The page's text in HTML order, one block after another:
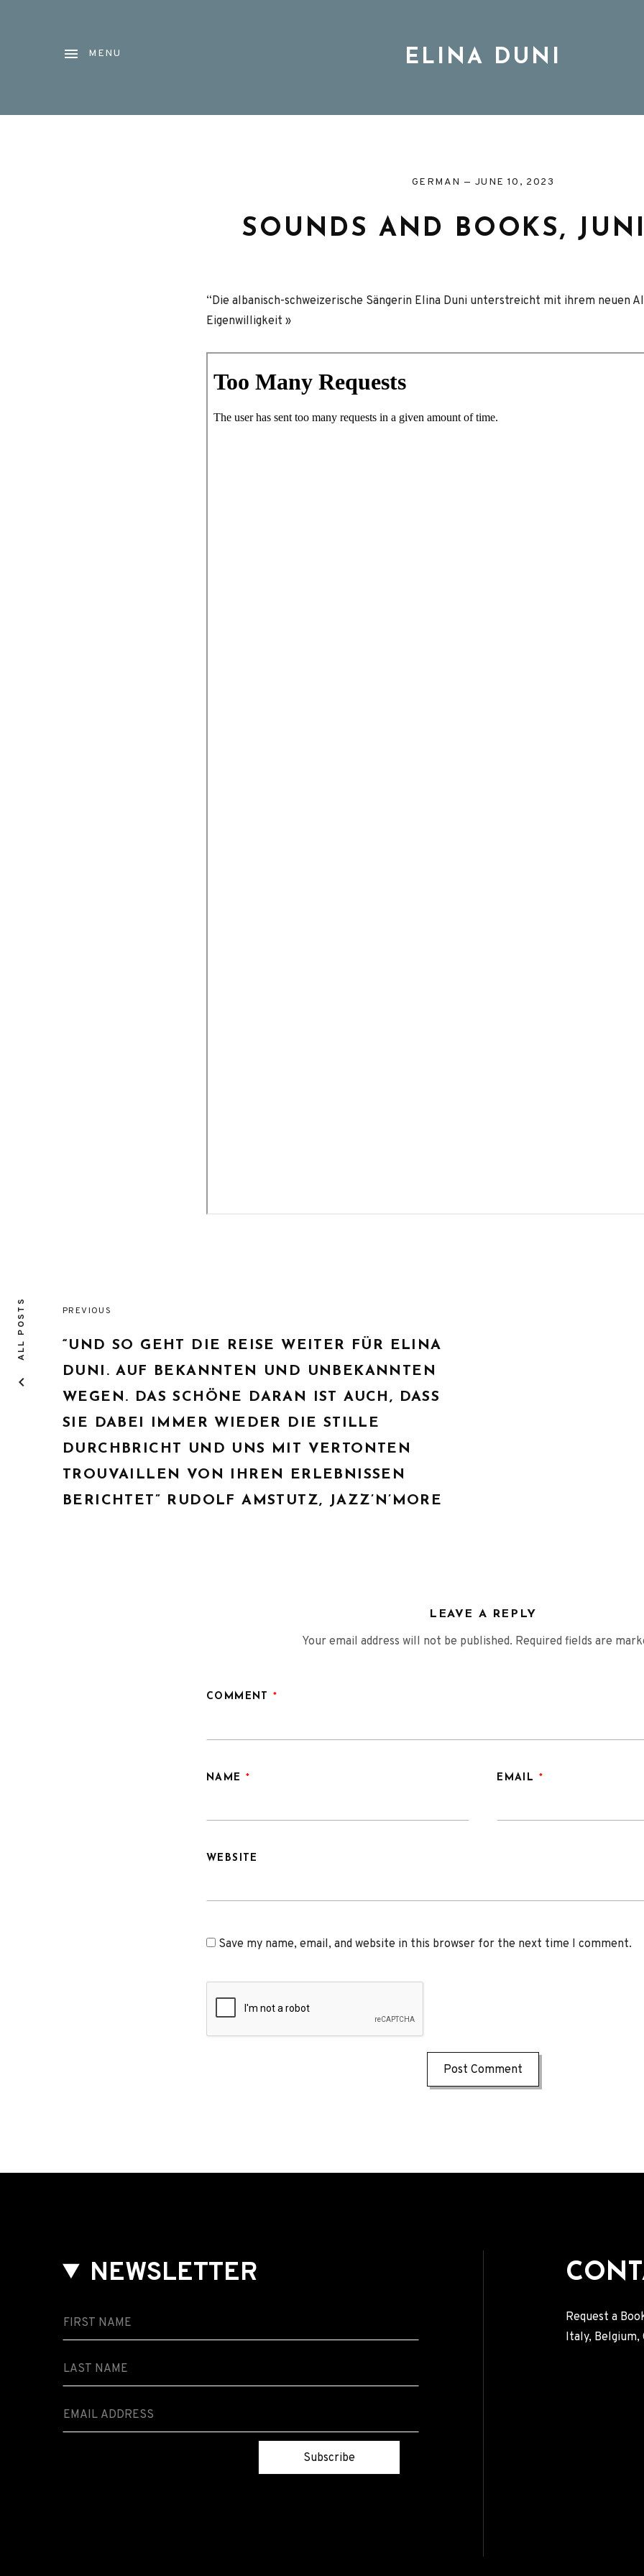
ELINA DUNI
MENU
MUSIC
TOUR
DISCOGRAPHY
GERMAN JUNE 10, 2023
SOUNDS AND BOOKS,
ALL POSTS
“Die albanisch-schweizerische Sängerin Elina Duni unterstreicht mit ihrem neuen
Eigenwilligkeit »
Post
navigation
PREVIOUS
“UND SO GEHT DIE REISE WEITER FÜR ELINA
DUNI. AUF BEKANNTEN UND UNBEKANNTEN
WEGEN. DAS SCHÖNE DARAN IST AUCH, DASS
SIE DABEI IMMER WIEDER DIE STILLE
DURCHBRICHT UND UNS MIT VERTONTEN
TROUVAILLEN VON IHREN ERLEBNISSEN
BERICHTET” RUDOLF AMSTUTZ, JAZZ’N’MORE
LEAVE A REPLY
Your email address will not be published. Required fields are
COMMENT*
NAME * EMAIL *
WEBSITE
Save my name, email, and website in this browser for the next time I comment.
NEWSLETTER
Subscribe
Request a
Italy, Belgium,